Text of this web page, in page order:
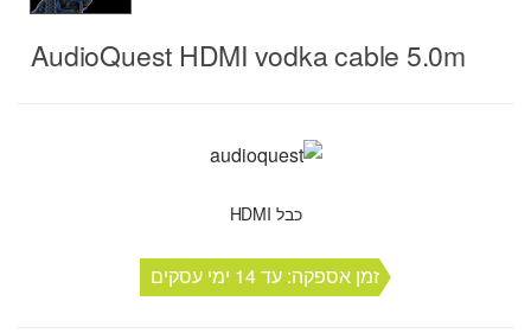
AudioQuest HDMI vodka cable 5.0m
כבל HDMI
זמן אספקה: עד 14 ימי עסקים